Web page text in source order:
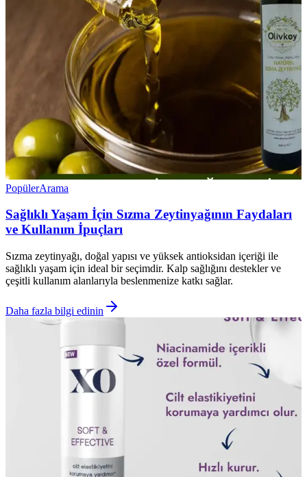
PopülerArama
Sağlıklı Yaşam İçin Sızma Zeytinyağının Faydaları
ve Kullanım İpuçları
Sızma zeytinyağı, doğal yapısı ve yüksek antioksidan içeriği ile
sağlıklı yaşam için ideal bir seçimdir. Kalp sağlığını destekler ve
çeşitli kullanım alanlarıyla beslenmenize katkı sağlar.
Daha fazla bilgi edinin